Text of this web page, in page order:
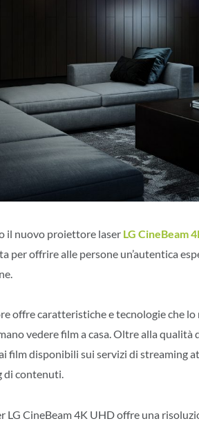
il nuovo proiettore laser LG CineBeam
per offrire alle persone un’autentica
offre caratteristiche e tecnologie che
vedere film a casa. Oltre alla
film disponibili sui servizi di streaming
di contenuti.
LG CineBeam 4K UHD offre una